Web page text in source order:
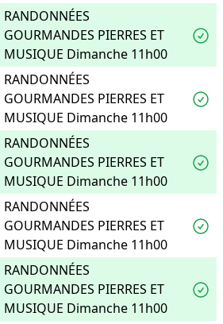
RANDONNÉES
GOURMANDES PIERRES ET
MUSIQUE Dimanche 11h00
RANDONNÉES
GOURMANDES PIERRES ET
MUSIQUE Dimanche 11h00
RANDONNÉES
GOURMANDES PIERRES ET
MUSIQUE Dimanche 11h00
RANDONNÉES
GOURMANDES PIERRES ET
MUSIQUE Dimanche 11h00
RANDONNÉES
GOURMANDES PIERRES ET
MUSIQUE Dimanche 11h00